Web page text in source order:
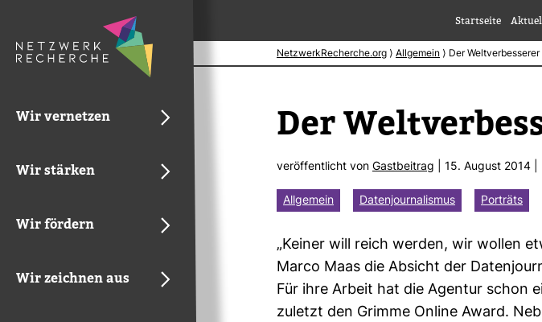
Wir vernetzen
Wir stärken
Wir fördern
Wir zeichnen aus
Startseite
NetzwerkRecherche.org ⟩ Allgemein ⟩ Der Weltverbesserer
Der
ver­öf­fent­licht von Gast­bei­trag | 15. August 2014
Allgemein Datenjournalismus Porträts
„Keiner will reich werden, wir wollen
Marco Maas die Absicht der
Für ihre Arbeit hat die Agentur schon
zuletzt den Grimme Online Award.